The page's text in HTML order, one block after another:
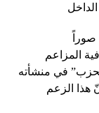
نافية المزاعم
في منشأته
أنّ هذا الزعم